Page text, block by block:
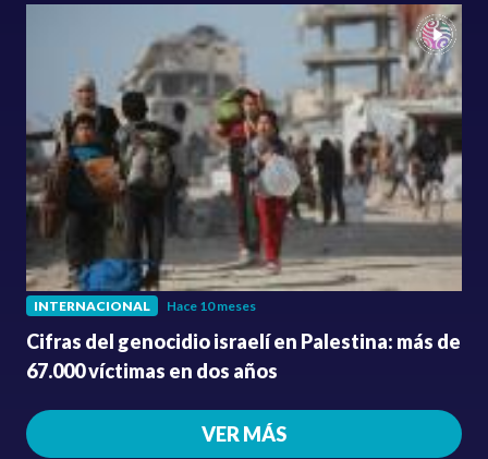
INTERNACIONAL Hace 10 meses
Cifras del genocidio israelí en Palestina: más de
67.000 víctimas en dos años
VER MÁS